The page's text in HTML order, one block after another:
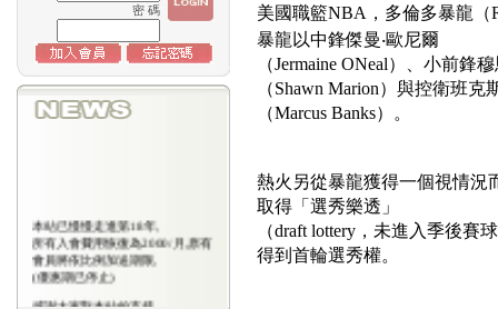
密 碼
本站已慢慢走進第18年,
所有入會費用恢復為2000/月,原有
會員將依比例加送期限,
(優惠期已停止)
感謝大家對本站的支持
美國職籃NBA，多倫多暴龍（
暴龍以中鋒傑曼‧歐尼爾
（Jermaine ONeal）、小前鋒
（Shawn Marion）與控衛班克
（Marcus Banks）。
熱火另從暴龍獲得一個視情況
取得「選秀樂透」
（draft lottery，未進入季後
得到首輪選秀權。